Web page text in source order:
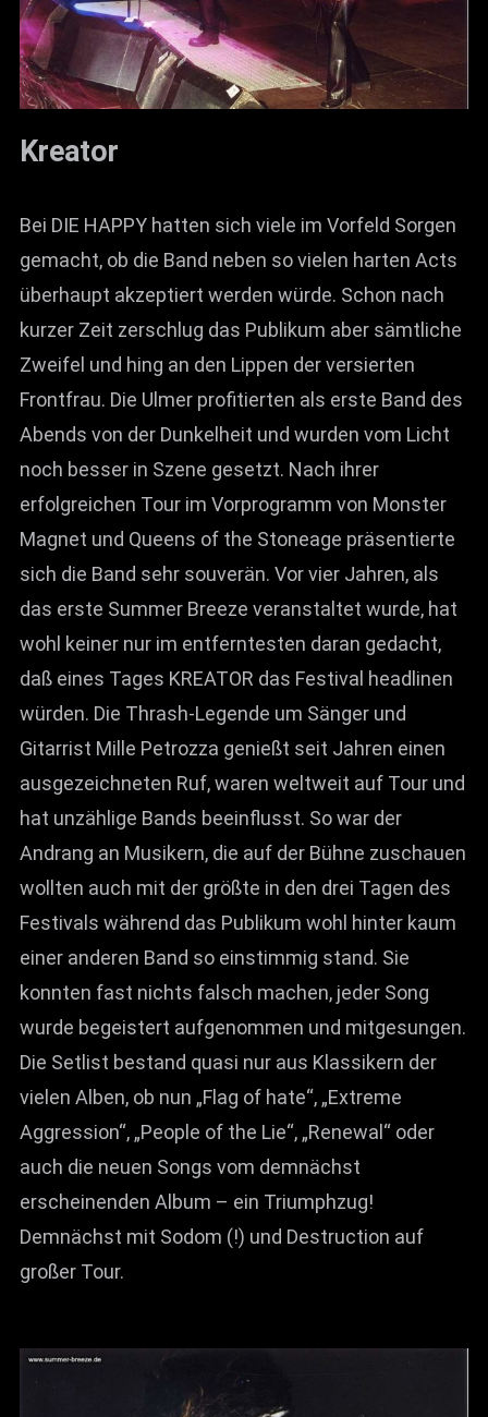
Kreator
Bei DIE HAPPY hatten sich viele im Vorfeld Sorgen
gemacht, ob die Band neben so vielen harten Acts
überhaupt akzeptiert werden würde. Schon nach
kurzer Zeit zerschlug das Publikum aber sämtliche
Zweifel und hing an den Lippen der versierten
Frontfrau. Die Ulmer profitierten als erste Band des
Abends von der Dunkelheit und wurden vom Licht
noch besser in Szene gesetzt. Nach ihrer
erfolgreichen Tour im Vorprogramm von Monster
Magnet und Queens of the Stoneage präsentierte
sich die Band sehr souverän. Vor vier Jahren, als
das erste Summer Breeze veranstaltet wurde, hat
wohl keiner nur im entferntesten daran gedacht,
daß eines Tages KREATOR das Festival headlinen
würden. Die Thrash-Legende um Sänger und
Gitarrist Mille Petrozza genießt seit Jahren einen
ausgezeichneten Ruf, waren weltweit auf Tour und
hat unzählige Bands beeinflusst. So war der
Andrang an Musikern, die auf der Bühne zuschauen
wollten auch mit der größte in den drei Tagen des
Festivals während das Publikum wohl hinter kaum
einer anderen Band so einstimmig stand. Sie
konnten fast nichts falsch machen, jeder Song
wurde begeistert aufgenommen und mitgesungen.
Die Setlist bestand quasi nur aus Klassikern der
vielen Alben, ob nun „Flag of hate“, „Extreme
Aggression“, „People of the Lie“, „Renewal“ oder
auch die neuen Songs vom demnächst
erscheinenden Album – ein Triumphzug!
Demnächst mit Sodom (!) und Destruction auf
großer Tour.